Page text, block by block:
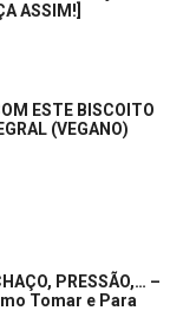
ASSIM!]
ESTE BISCOITO
(VEGANO)
PRESSÃO,… –
Tomar e Para